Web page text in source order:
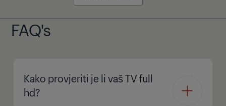
FAQ's
Kako provjeriti je li vaš TV full
hd?